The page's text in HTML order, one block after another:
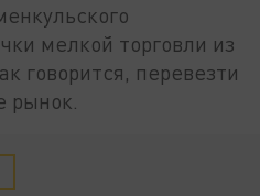
мелкой торговли из
говорится, перевезти
рынок.